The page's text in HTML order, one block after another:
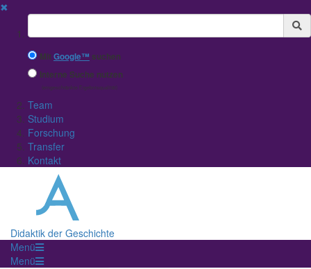
✖
Suchbegriff
MitGoogle™ suchen
Interne Suche nutzen
(eingeschränkte Ergebnisqualität)
Team
Studium
Forschung
Transfer
Kontakt
Didaktik der Geschichte
Menü
Menü